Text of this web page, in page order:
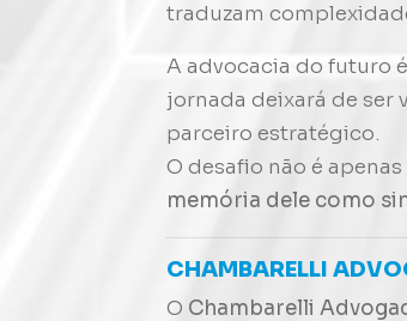
traduzam
A advocacia do futuro
jornada deixará de ser
parceiro estratégico.
O desafio não é
memória dele como
CHAMBARELLI
O Chambarelli